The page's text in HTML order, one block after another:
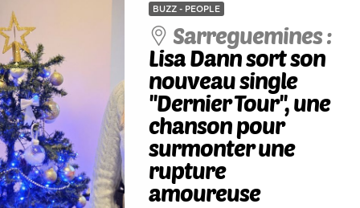
BUZZ - PEOPLE
Sarreguemines :
Lisa Dann sort son
nouveau single
''Dernier Tour'', une
chanson pour
surmonter une
rupture
amoureuse